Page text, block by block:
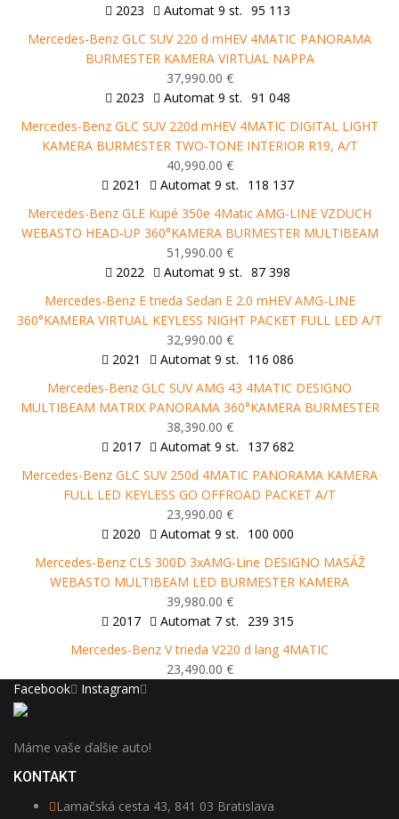
2023
Automat 9 st. 95 113
Mercedes-Benz GLC SUV 220 d mHEV 4MATIC PANORAMA
BURMESTER KAMERA VIRTUAL NAPPA
37,990.00 €
2023
Automat 9 st. 91 048
Mercedes-Benz GLC SUV 220d mHEV 4MATIC DIGITAL LIGHT
KAMERA BURMESTER TWO-TONE INTERIOR R19, A/T
40,990.00 €
2021
Automat 9 st.
118 137
Mercedes-Benz GLE Kupé 350e 4Matic AMG-LINE VZDUCH
WEBASTO HEAD-UP 360°KAMERA BURMESTER MULTIBEAM
51,990.00 €
2022
Automat 9 st. 87 398
Mercedes-Benz E trieda Sedan E 2.0 mHEV AMG-LINE
360°KAMERA VIRTUAL KEYLESS NIGHT PACKET FULL LED A/T
32,990.00 €
2021
Automat 9 st.
116 086
Mercedes-Benz GLC SUV AMG 43 4MATIC DESIGNO
MULTIBEAM MATRIX PANORAMA 360°KAMERA BURMESTER
38,390.00 €
2017
Automat 9 st.
137 682
Mercedes-Benz GLC SUV 250d 4MATIC PANORAMA KAMERA
FULL LED KEYLESS GO OFFROAD PACKET A/T
23,990.00 €
2020
Automat 9 st.
100 000
Mercedes-Benz CLS 300D 3xAMG-Line DESIGNO MASÁŽ
WEBASTO MULTIBEAM LED BURMESTER KAMERA
39,980.00 €
2017
Automat 7 st.
239 315
Mercedes-Benz V trieda V220 d lang 4MATIC
23,490.00 €
Facebook
Instagram
Máme vaše ďalšie auto!
KONTAKT
Lamačská cesta 43, 841 03 Bratislava